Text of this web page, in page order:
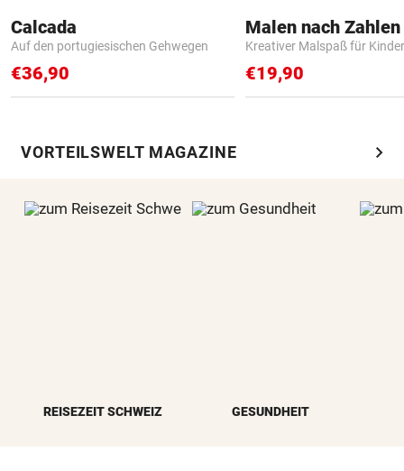
Calcada
Auf den portugiesischen Gehwegen
€36,90
Kreativer Malspaß für Kinder
€19,90
VORTEILSWELT MAGAZINE chevron_right
REISEZEIT SCHWEIZ GESUNDHEIT